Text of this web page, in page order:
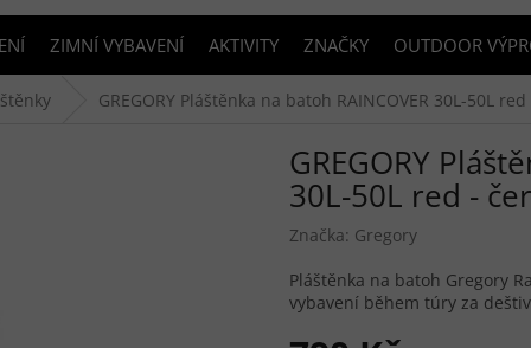
ZIMNÍ VYBAVENÍ AKTIVITY ZNAČKY OUTDOOR
GREGORY Pláštěnka na batoh RAINCOVER 30L-50L
GREGORY
30L-50L red -
Značka: Gregory
Pláštěnka na batoh Gregory
vybavení během túry za